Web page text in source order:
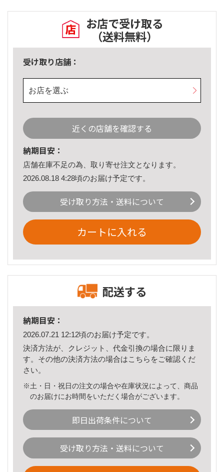
お店で受け取る
（送料無料）
受け取り店舗：
お店を選ぶ
近くの店舗を確認する
納期目安：
店舗在庫不足の為、取り寄せ注文となります。
2026.08.18 4:28頃のお届け予定です。
受け取り方法・送料について
カートに入れる
配送する
納期目安：
2026.07.21 12:12頃のお届け予定です。
決済方法が、クレジット、代金引換の場合に限りま
す。その他の決済方法の場合はこちら をご確認くだ
さい。
※土・日・祝日の注文の場合や在庫状況によって、商品
のお届けにお時間をいただく場合がございます。
即日出荷条件について
受け取り方法・送料について